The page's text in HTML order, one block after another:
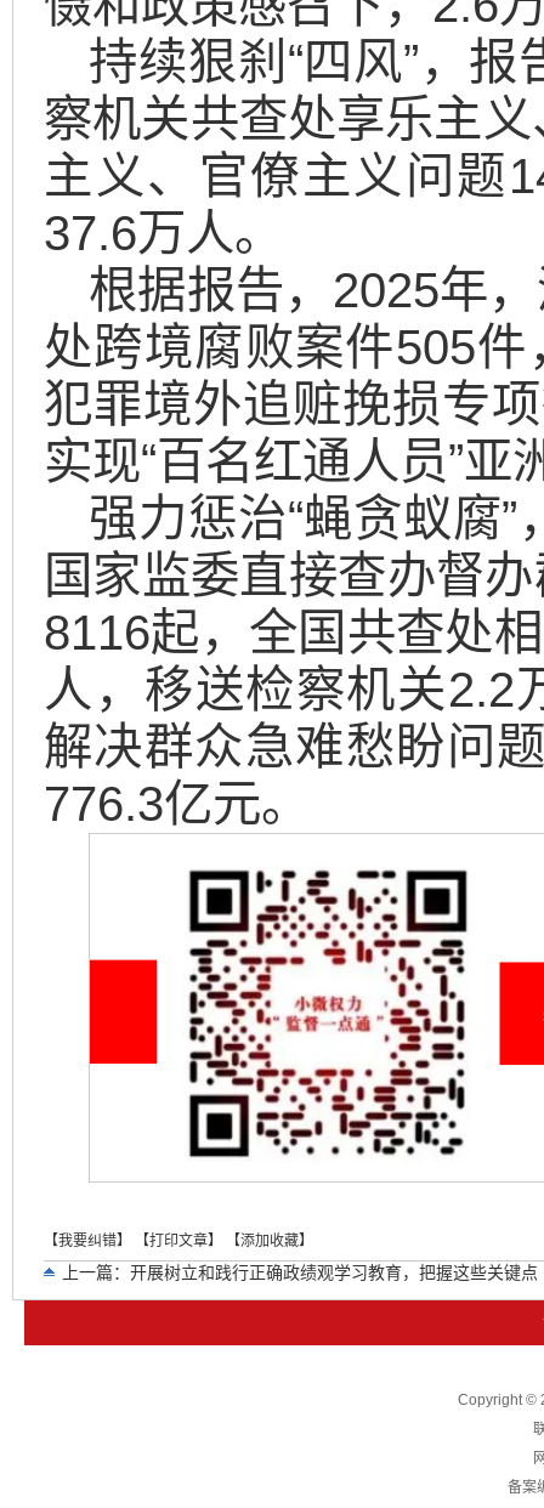
持续狠刹“四风”，
察机关共查处享乐主
主义、官僚主义问题
37.6万人。
根据报告，2025年
处跨境腐败案件505件
犯罪境外追赃挽损专
实现“百名红通人员”亚
强力惩治“蝇贪蚁腐
国家监委直接查办督
8116起，全国共查处
人，移送检察机关2.2
解决群众急难愁盼问
776.3亿元。
【我要纠错】 【打印文章】 【添加收藏】
上一篇： 开展树立和践行正确政绩观学习教育，把握这些关键点
Copyright ©
备案